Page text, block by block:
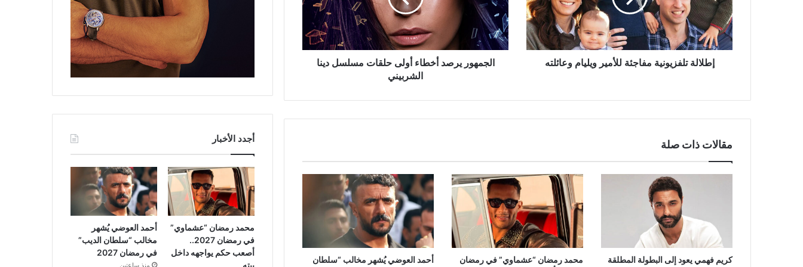
وعائلته
إطلالة تلفزيونية مفاجئة للأمير ويليام وعائلته
مسلسل
دينا
الشربيني
الجمهور يرصد أخطاء أولى حلقات مسلسل دينا
الشربيني
مقالات ذات صلة
كريم فهمي يعود إلى البطولة المطلقة
محمد رمضان “عشماوي” في رمضان
أحمد العوضي يُشهر مخالب “سلطان
أجدد الأخبار
محمد رمضان “عشماوي”
في رمضان 2027..
أصعب حكم يواجهه داخل
بيته
أحمد العوضي يُشهر
مخالب “سلطان الديب”
في رمضان 2027
منذ ساعتين